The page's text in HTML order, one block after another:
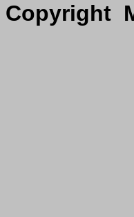
Copyright